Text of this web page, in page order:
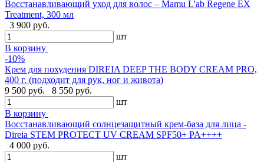
Восстанавливающий уход для волос – Mamu L'ab Regene EX
Treatment, 300 мл
3 900 руб.
шт
В корзину
-10%
Крем для похудения DIREIA DEEP THE BODY CREAM PRO,
400 г. (подходит для рук, ног и живота)
9 500 руб.
8 550 руб.
шт
В корзину
Восстанавливающий солнцезащитный крем-база для лица -
Direia STEM PROTECT UV CREAM SPF50+ PA++++
4 000 руб.
шт